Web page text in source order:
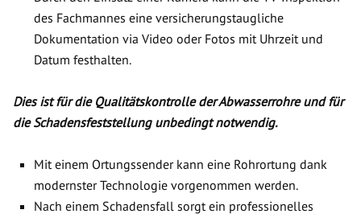
des Fachmannes eine versicherungstaugliche
Dokumentation via Video oder Fotos mit Uhrzeit und
Datum festhalten.
Dies ist für die Qualitätskontrolle der Abwasserrohre und für
die Schadensfeststellung unbedingt notwendig.
Mit einem Ortungssender kann eine Rohrortung dank
modernster Technologie vorgenommen werden.
Nach einem Schadensfall sorgt ein professionelles